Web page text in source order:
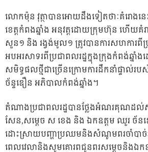
លោកម៉ុន វុត្ថាបានអោយដឹងទៀតថាៈគំរោងនេ
ខេត្តកំពងឆ្នាំង អនុវត្តដោយក្រុមហ៊ុន ហើយគំ
សួន១ និង រង្វង់មូល១ ត្រូវបានការសហការពី
អបអរសាទរពីប្រជាពលរដ្ឋក្នុងក្រុងកំពង់ឆ្ន
សមិទ្ធផលថ្មីជាច្រើនក្រោមការដឹកនាំផ្ទាល់
ច័ន្ទឌឿន អភិបាលកំពង់ឆ្នាំង។
តំណាងប្រជាពលរដ្ឋបានថ្លែងអំណរគុណដល់
សែន,សម្តេច ស ខេង និង ឯកឧត្តម ឈួរ ច័ន
ដោះស្រាយបញ្ហាប្រឈមនិងសំណូមពរចាំបាច់
ពេលវេលានិងសូមគោរពជូនពរសម្តេចនិងឯក